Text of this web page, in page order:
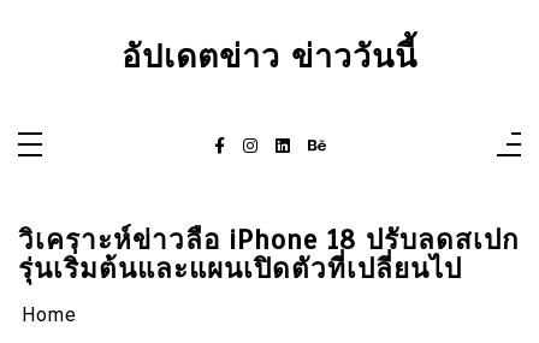
อัปเดตข่าว ข่าววันนี้
วิเคราะห์ข่าวลือ iPhone 18 ปรับลดสเปก
รุ่นเริ่มต้นและแผนเปิดตัวที่เปลี่ยนไป
Home